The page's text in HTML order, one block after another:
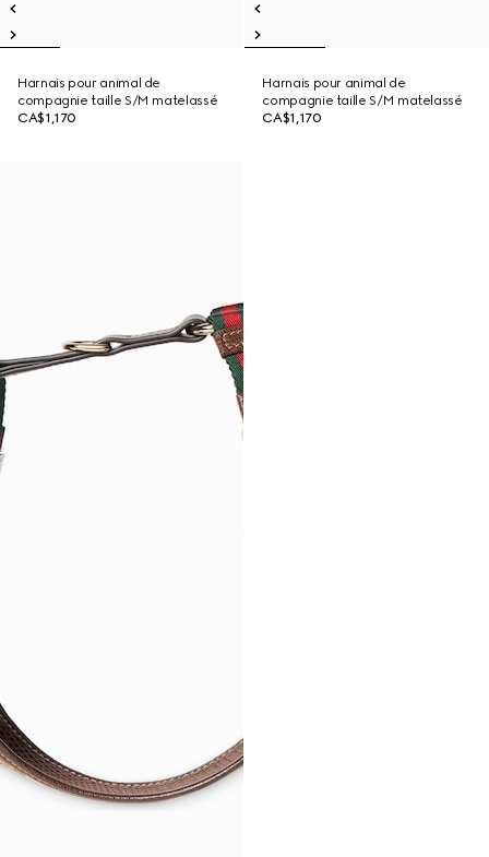
Harnais pour animal de
compagnie taille S/M matelassé
CA$1,170
Harnais pour animal de
compagnie taille S/M matelassé
CA$1,170